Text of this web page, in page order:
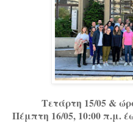
Τετάρτη 15/05 &
Πέμπτη 16/05, 10:00 π.μ.